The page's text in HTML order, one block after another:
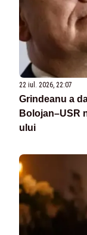
22 iul. 2026, 22:07
Grindeanu a
Bolojan–USR
ului